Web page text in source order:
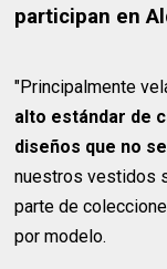
participan en
"Principalmente
alto estándar de
diseños que no
nuestros vestidos
parte de
por modelo.